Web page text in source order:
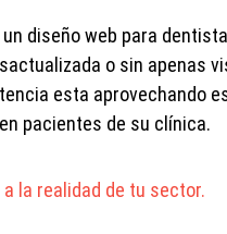
diseño web para
o sin apenas
esta aprovechando
pacientes de su clínica.
la realidad de tu sector.